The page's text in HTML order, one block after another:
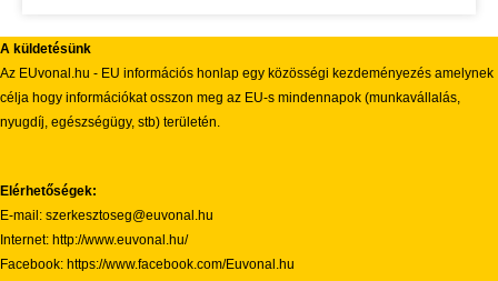
A küldetésünk
Az EUvonal.hu - EU információs honlap egy közösségi kezdeményezés amelynek
célja hogy információkat osszon meg az EU-s mindennapok (munkavállalás,
nyugdíj, egészségügy, stb) területén.
Elérhetőségek:
E-mail: szerkesztoseg@euvonal.hu
Internet: http://www.euvonal.hu/
Facebook: https://www.facebook.com/Euvonal.hu